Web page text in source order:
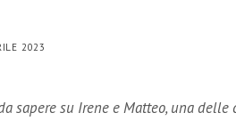
2023
sapere su Irene e Matteo, una